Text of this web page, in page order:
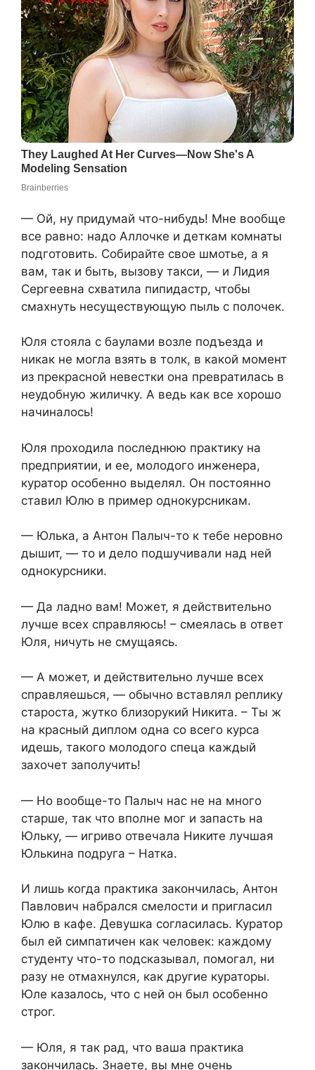
— Ой, ну придумай что-нибудь! Мне вообще
все равно: надо Аллочке и деткам комнаты
подготовить. Собирайте свое шмотье, а я
вам, так и быть, вызову такси, — и Лидия
Сергеевна схватила пипидастр, чтобы
смахнуть несуществующую пыль с полочек.
Юля стояла с баулами возле подъезда и
никак не могла взять в толк, в какой момент
из прекрасной невестки она превратилась в
неудобную жиличку. А ведь как все хорошо
начиналось!
Юля проходила последнюю практику на
предприятии, и ее, молодого инженера,
куратор особенно выделял. Он постоянно
ставил Юлю в пример однокурсникам.
— Юлька, а Антон Палыч-то к тебе неровно
дышит, — то и дело подшучивали над ней
однокурсники.
— Да ладно вам! Может, я действительно
лучше всех справляюсь! – смеялась в ответ
Юля, ничуть не смущаясь.
— А может, и действительно лучше всех
справляешься, — обычно вставлял реплику
староста, жутко близорукий Никита. – Ты ж
на красный диплом одна со всего курса
идешь, такого молодого спеца каждый
захочет заполучить!
— Но вообще-то Палыч нас не на много
старше, так что вполне мог и запасть на
Юльку, — игриво отвечала Никите лучшая
Юлькина подруга – Натка.
И лишь когда практика закончилась, Антон
Павлович набрался смелости и пригласил
Юлю в кафе. Девушка согласилась. Куратор
был ей симпатичен как человек: каждому
студенту что-то подсказывал, помогал, ни
разу не отмахнулся, как другие кураторы.
Юле казалось, что с ней он был особенно
строг.
— Юля, я так рад, что ваша практика
закончилась. Знаете, вы мне очень